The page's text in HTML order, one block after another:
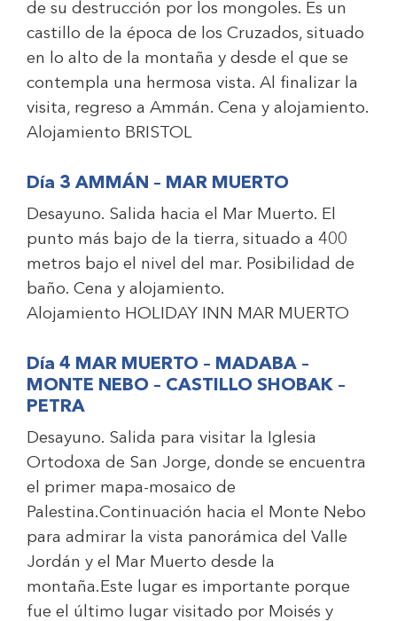
de su destrucción por los mongoles. Es un
castillo de la época de los Cruzados, situado
en lo alto de la montaña y desde el que se
contempla una hermosa vista. Al finalizar la
visita, regreso a Ammán. Cena y alojamiento.
Alojamiento BRISTOL
Día 3 AMMÁN – MAR MUERTO
Desayuno. Salida hacia el Mar Muerto. El
punto más bajo de la tierra, situado a 400
metros bajo el nivel del mar. Posibilidad de
baño. Cena y alojamiento.
Alojamiento HOLIDAY INN MAR MUERTO
Día 4 MAR MUERTO – MADABA –
MONTE NEBO – CASTILLO SHOBAK –
PETRA
Desayuno. Salida para visitar la Iglesia
Ortodoxa de San Jorge, donde se encuentra
el primer mapa-mosaico de
Palestina.Continuación hacia el Monte Nebo
para admirar la vista panorámica del Valle
Jordán y el Mar Muerto desde la
montaña.Este lugar es importante porque
fue el último lugar visitado por Moisés y